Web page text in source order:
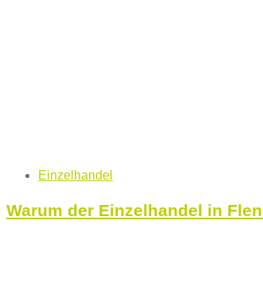
Tags Einzelhandel
Warum der Einzelhandel in